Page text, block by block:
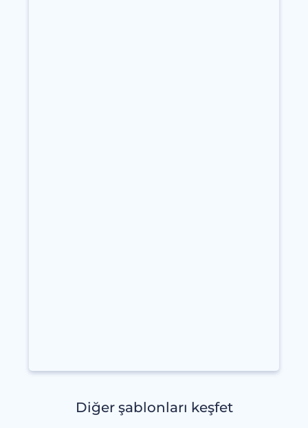
Diğer şablonları keşfet